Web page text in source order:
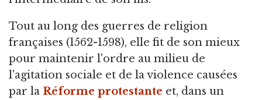
Tout au long des guerres de religion
françaises (1562-1598), elle fit de son mieux
pour maintenir l'ordre au milieu de
l'agitation sociale et de la violence causées
par la Réforme protestante et, dans un